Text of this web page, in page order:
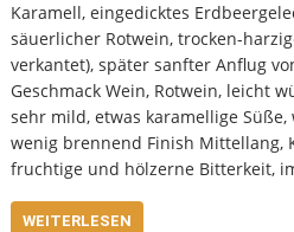
Karamell, eingedicktes
säuerlicher Rotwein, trocken-
verkantet), später sanfter Anflug
Geschmack Wein, Rotwein, leicht
sehr mild, etwas karamellige
wenig brennend Finish Mittellang,
fruchtige und hölzerne Bitterkeit,
WEITERLESEN